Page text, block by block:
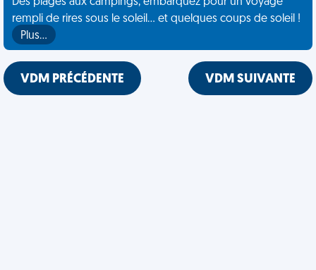
rempli de rires sous le soleil... et quelques coups de soleil !
Plus…
VDM PRÉCÉDENTE VDM SUIVANTE